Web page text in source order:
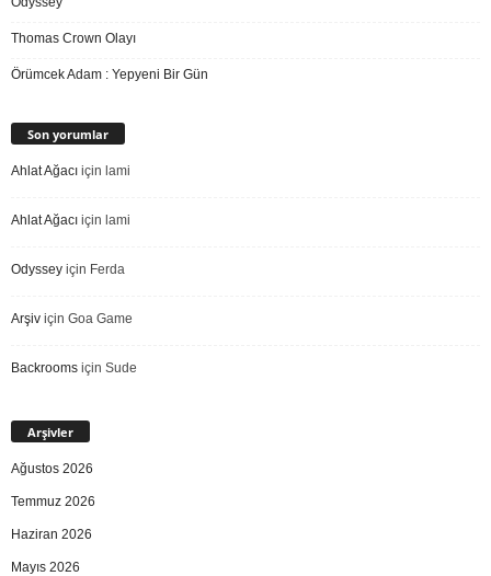
Thomas Crown Olayı
Örümcek Adam : Yepyeni Bir Gün
Son yorumlar
Ahlat Ağacı için lami
Ahlat Ağacı için lami
Odyssey için Ferda
Arşiv için Goa Game
Backrooms için Sude
Arşivler
Ağustos 2026
Temmuz 2026
Haziran 2026
Mayıs 2026